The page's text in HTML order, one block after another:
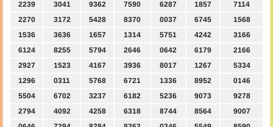
2239
3041 9362 7590 6287 1857
7114
2270
3172 5428 8370 0037 6745
1568
1536
3636 1657 1314 5751 4242
3166
6124
8255 5794 2646 0642 6179
2166
2927
1523 4167 3936 8017 1267
5334
1296
0311 5768 6721 1336 8952
0146
5504
6702 3237 6182 5236 9073
9278
2794
4092 4258 6318 8744 8564
9007